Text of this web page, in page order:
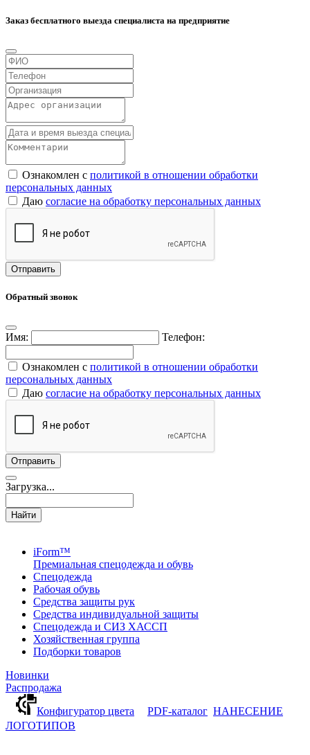
Заказ бесплатного выезда специалиста на предприятие
Ознакомлен с политикой в отношении обработки
персональных данных
Даю согласие на обработку персональных данных
Обратный звонок
Имя: Телефон:
Ознакомлен с политикой в отношении обработки
персональных данных
Даю согласие на обработку персональных данных
Загрузка...
Найти
iForm™
Премиальная спецодежда и обувь
Спецодежда
Рабочая обувь
Средства защиты рук
Средства индивидуальной защиты
Спецодежда и СИЗ ХАССП
Хозяйственная группа
Подборки товаров
Новинки
Распродажа
Конфигуратор цвета
PDF-каталог НАНЕСЕНИЕ
ЛОГОТИПОВ